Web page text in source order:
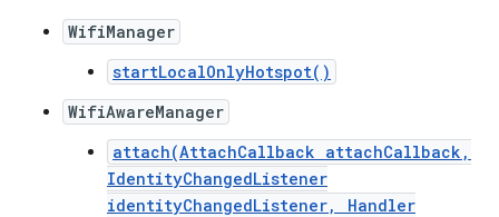
WifiManager
startLocalOnlyHotspot()
WifiAwareManager
attach(AttachCallback attachCallback,
IdentityChangedListener
identityChangedListener, Handler